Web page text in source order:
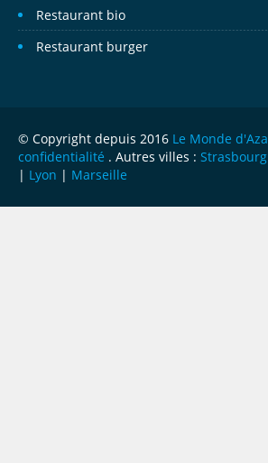
Restaurant bio
Restaurant burger
© Copyright depuis 2016 Le Monde d'Aza
confidentialité . Autres villes : Strasbourg
| Lyon | Marseille